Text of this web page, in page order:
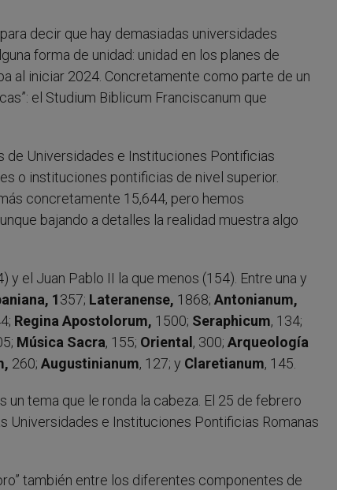
decir que hay demasiadas universidades
forma de unidad: unidad en los planes de
al iniciar 2024. Concretamente como parte de un
el Studium Biblicum Franciscanum que
de Universidades e Instituciones Pontificias
o instituciones pontificias de nivel superior.
concretamente 15,644, pero hemos
bajando a detalles la realidad muestra algo
y el Juan Pablo II la que menos (154). Entre una y
1357; Lateranense, 1868; Antonianum,
Regina Apostolorum, 1500; Seraphicum, 134;
Música Sacra, 155; Oriental , 300; Arqueología
260; Augustinianum, 127; y Claretianum, 145.
un tema que le ronda la cabeza. El 25 de febrero
Universidades e Instituciones Pontificias Romanas
también entre los diferentes componentes de